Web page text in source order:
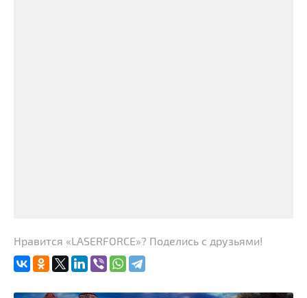
Нравится «LASERFORCE»? Поделись с друзьями!